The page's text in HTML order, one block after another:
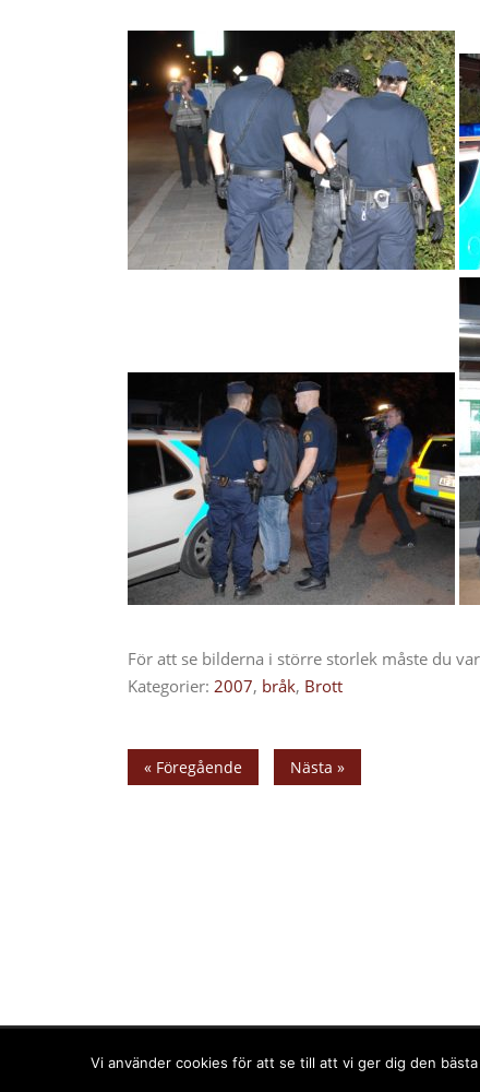
För att se bilderna i större storlek måste du
Kategorier: 2007, bråk, Brott
« Föregående Nästa »
Upphovsrätt © 2025 PPPress.se. Alla rättigheter
Vi använder cookies för att se till att vi ger dig den